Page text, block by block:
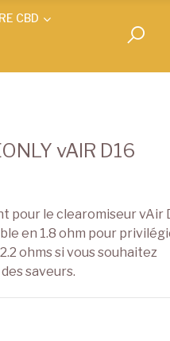
CBD
vAIR D16
pour le clearomiseur vAir
en 1.8 ohm pour
ohms si vous souhaitez
saveurs.